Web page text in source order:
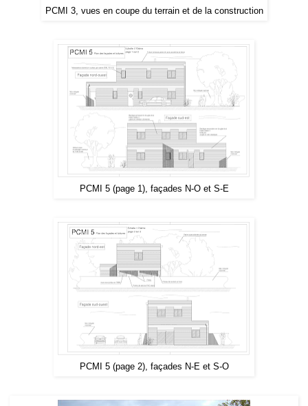
PCMI 3, vues en coupe du terrain et de la construction
PCMI 5 (page 1), façades N-O et S-E
PCMI 5 (page 2), façades N-E et S-O